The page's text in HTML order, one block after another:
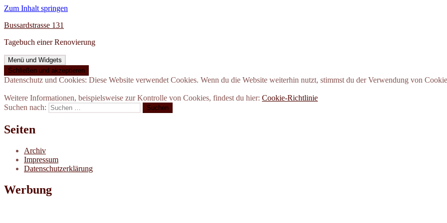
Zum Inhalt springen
Bussardstrasse 131
Tagebuch einer Renovierung
Menü und Widgets
Datenschutz und Cookies: Diese Website verwendet Cookies. Wenn du die Website weiterhin nutzt, stimmst du der Verwendung von
Weitere Informationen, beispielsweise zur Kontrolle von Cookies, findest du hier: Cookie-Richtlinie
Suchen nach:
Seiten
Archiv
Impressum
Datenschutzerklärung
Werbung